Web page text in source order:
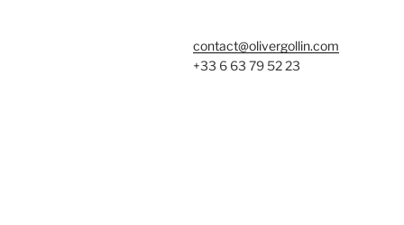
contact@olivergollin.com
+33 6 63 79 52 23